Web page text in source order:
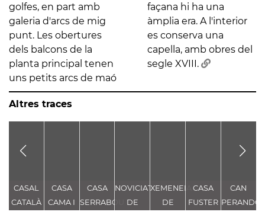
golfes, en part amb
galeria d'arcs de mig
punt. Les obertures
dels balcons de la
planta principal tenen
uns petits arcs de maó
façana hi ha una
àmplia era. A l'interior
es conserva una
capella, amb obres del
segle XVIII.
Altres traces
CASAL
CATALÀ
CASA
CAMA I
CASA
SERRABOU
NOVICIAT
DE
XEMENEIA
DE
CASA
FUSTER
CAN